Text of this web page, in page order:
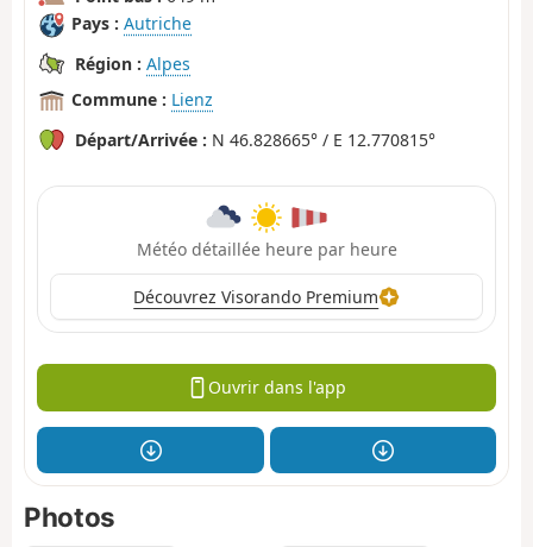
Pays : Autriche
Région : Alpes
Commune : Lienz
Départ/Arrivée : N 46.828665° / E 12.770815°
Météo détaillée heure par heure
Découvrez Visorando Premium
Ouvrir dans l'app
Photos